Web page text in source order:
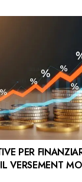
PER
VERSEMENT